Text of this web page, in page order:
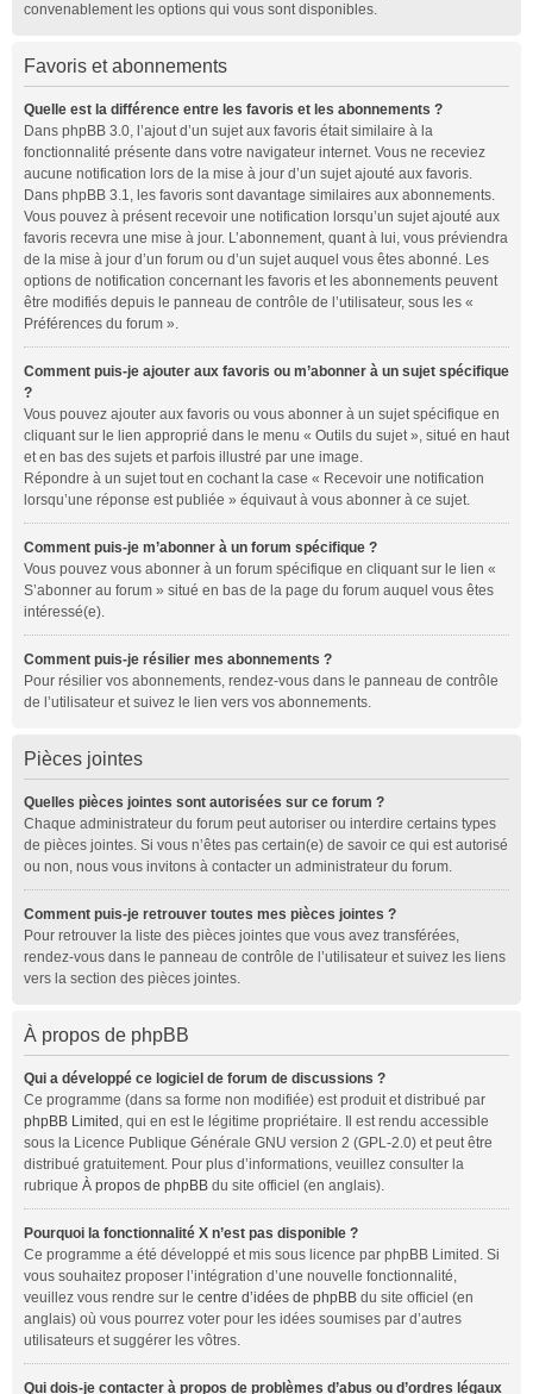
convenablement les options qui vous sont disponibles.
Favoris et abonnements
Quelle est la différence entre les favoris et les abonnements ?
Dans phpBB 3.0, l’ajout d’un sujet aux favoris était similaire à la
fonctionnalité présente dans votre navigateur internet. Vous ne receviez
aucune notification lors de la mise à jour d’un sujet ajouté aux favoris.
Dans phpBB 3.1, les favoris sont davantage similaires aux abonnements.
Vous pouvez à présent recevoir une notification lorsqu’un sujet ajouté aux
favoris recevra une mise à jour. L’abonnement, quant à lui, vous préviendra
de la mise à jour d’un forum ou d’un sujet auquel vous êtes abonné. Les
options de notification concernant les favoris et les abonnements peuvent
être modifiés depuis le panneau de contrôle de l’utilisateur, sous les «
Préférences du forum ».
Comment puis-je ajouter aux favoris ou m’abonner à un sujet spécifique
?
Vous pouvez ajouter aux favoris ou vous abonner à un sujet spécifique en
cliquant sur le lien approprié dans le menu « Outils du sujet », situé en haut
et en bas des sujets et parfois illustré par une image.
Répondre à un sujet tout en cochant la case « Recevoir une notification
lorsqu’une réponse est publiée » équivaut à vous abonner à ce sujet.
Comment puis-je m’abonner à un forum spécifique ?
Vous pouvez vous abonner à un forum spécifique en cliquant sur le lien «
S’abonner au forum » situé en bas de la page du forum auquel vous êtes
intéressé(e).
Comment puis-je résilier mes abonnements ?
Pour résilier vos abonnements, rendez-vous dans le panneau de contrôle
de l’utilisateur et suivez le lien vers vos abonnements.
Pièces jointes
Quelles pièces jointes sont autorisées sur ce forum ?
Chaque administrateur du forum peut autoriser ou interdire certains types
de pièces jointes. Si vous n’êtes pas certain(e) de savoir ce qui est autorisé
ou non, nous vous invitons à contacter un administrateur du forum.
Comment puis-je retrouver toutes mes pièces jointes ?
Pour retrouver la liste des pièces jointes que vous avez transférées,
rendez-vous dans le panneau de contrôle de l’utilisateur et suivez les liens
vers la section des pièces jointes.
À propos de phpBB
Qui a développé ce logiciel de forum de discussions ?
Ce programme (dans sa forme non modifiée) est produit et distribué par
phpBB Limited , qui en est le légitime propriétaire. Il est rendu accessible
sous la Licence Publique Générale GNU version 2 (GPL-2.0) et peut être
distribué gratuitement. Pour plus d’informations, veuillez consulter la
rubrique À propos de phpBB du site officiel (en anglais).
Pourquoi la fonctionnalité X n’est pas disponible ?
Ce programme a été développé et mis sous licence par phpBB Limited. Si
vous souhaitez proposer l’intégration d’une nouvelle fonctionnalité,
veuillez vous rendre sur le centre d’idées de phpBB du site officiel (en
anglais) où vous pourrez voter pour les idées soumises par d’autres
utilisateurs et suggérer les vôtres.
Qui dois-je contacter à propos de problèmes d’abus ou d’ordres légaux